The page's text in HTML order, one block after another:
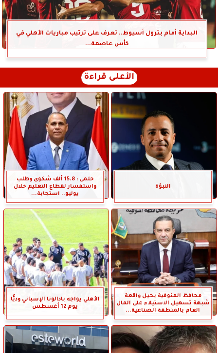
البداية أمام بترول أسيوط.. تعرف على ترتيب مباريات الأهلي في
كأس عاصمة...
الأعلى قراءة
النبؤة
حلمى : 15.8 ألف شكوى وطلب
واستفسار لقطاع التعليم خلال
يوليو.. استجابة...
محافظ المنوفية يحيل واقعة
شبهة تسهيل الاستيلاء على المال
العام بالمنطقة الصناعية...
الأهلي يواجه بادالونا الإسباني وديًّا
يوم 12 أغسطس